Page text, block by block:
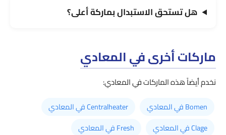
هل تستحق الاستبدال بماركة أعلى؟
ماركات أخرى في المعادي
نخدم أيضاً هذه الماركات في المعادي:
Bomen في المعادي
Centralheater في المعادي
Clage في المعادي
Fresh في المعادي